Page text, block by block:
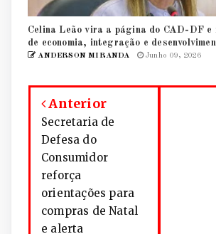
Celina Leão vira a página do CAD-DF e
de economia, integração e
ANDERSON MIRANDA Junho 09, 2026
Anterior
Secretaria de
Defesa do
Consumidor
reforça
orientações para
compras de Natal
e alerta